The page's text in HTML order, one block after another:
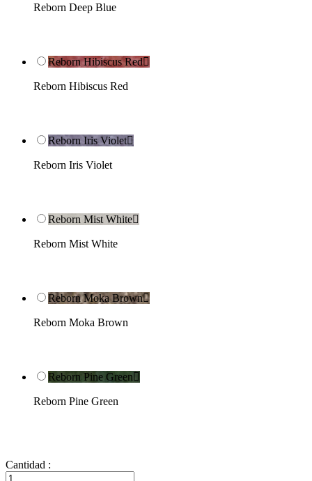
Reborn Deep Blue
Reborn Hibiscus Red
Reborn Hibiscus Red
Reborn Iris Violet
Reborn Iris Violet
Reborn Mist White
Reborn Mist White
Reborn Moka Brown
Reborn Moka Brown
Reborn Pine Green
Reborn Pine Green
Cantidad :